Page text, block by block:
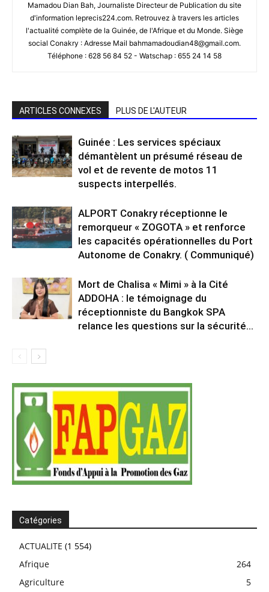
Mamadou Dian Bah, Journaliste Directeur de Publication du site
d'information leprecis224.com. Retrouvez à travers les articles
l'actualité complète de la Guinée, de l'Afrique et du Monde. Siège
social Conakry : Adresse Mail bahmamadoudian48@gmail.com.
Téléphone : 628 56 84 52 - Watschap : 655 24 14 58
ARTICLES CONNEXES PLUS DE L'AUTEUR
Guinée : Les services spéciaux
démantèlent un présumé réseau de
vol et de revente de motos 11
suspects interpellés.
ALPORT Conakry réceptionne le
remorqueur « ZOGOTA » et renforce
les capacités opérationnelles du Port
Autonome de Conakry. ( Communiqué)
Mort de Chalisa « Mimi » à la Cité
ADDOHA : le témoignage du
réceptionniste du Bangkok SPA
relance les questions sur la sécurité...
Catégories
ACTUALITE (1 554)
Afrique
264
Agriculture
5